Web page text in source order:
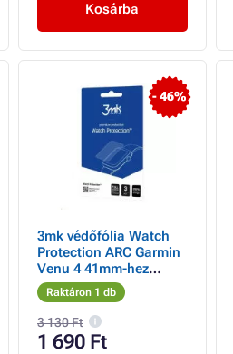
Kosárba
- 46%
3mk védőfólia Watch
Protection ARC Garmin
Venu 4 41mm-hez
Garmin Venu 4 41mm
Raktáron 1 db
3 130 Ft
1 690 Ft